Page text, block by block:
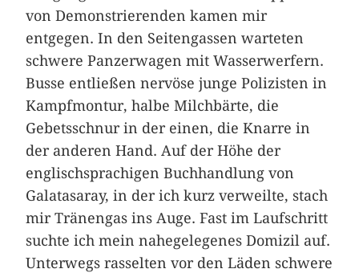
von Demonstrierenden kamen mir
entgegen. In den Seitengassen warteten
schwere Panzerwagen mit Wasser­werfern.
Busse entließen nervöse junge Polizisten in
Kampfmontur, halbe Milchbärte, die
Gebetsschnur in der einen, die Knarre in
der anderen Hand. Auf der Höhe der
englischsprachigen Buchhandlung von
Galatasaray, in der ich kurz verweilte, stach
mir Tränengas ins Auge. Fast im Laufschritt
suchte ich mein nahegelegenes Domizil auf.
Unterwegs rasselten vor den Läden schwere